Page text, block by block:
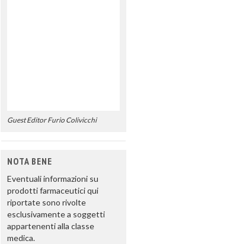
Guest Editor Furio Colivicchi
NOTA BENE
Eventuali informazioni su
prodotti farmaceutici qui
riportate sono rivolte
esclusivamente a soggetti
appartenenti alla classe
medica.